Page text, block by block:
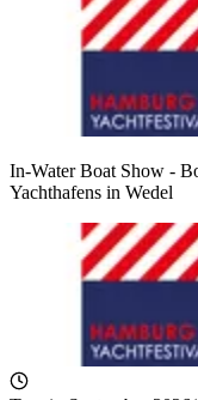
In-Water Boat Show -
Yachthafens in Wedel